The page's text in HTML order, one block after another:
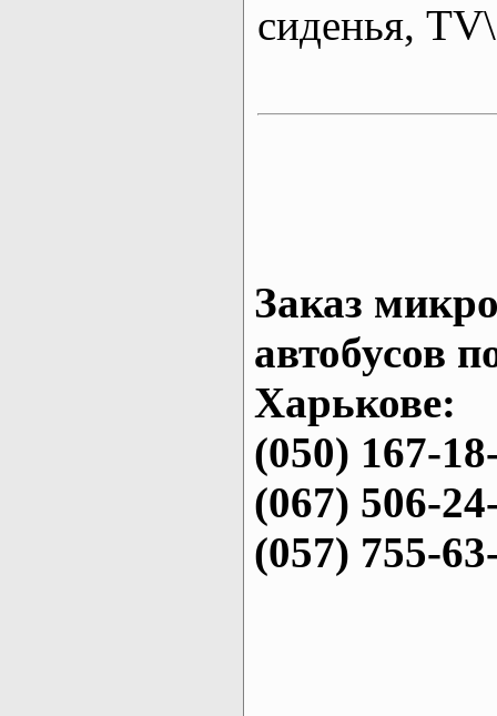
сиденья,
Заказ
автобусов
Харькове:
(050) 167-
(067) 506-
(057) 755-